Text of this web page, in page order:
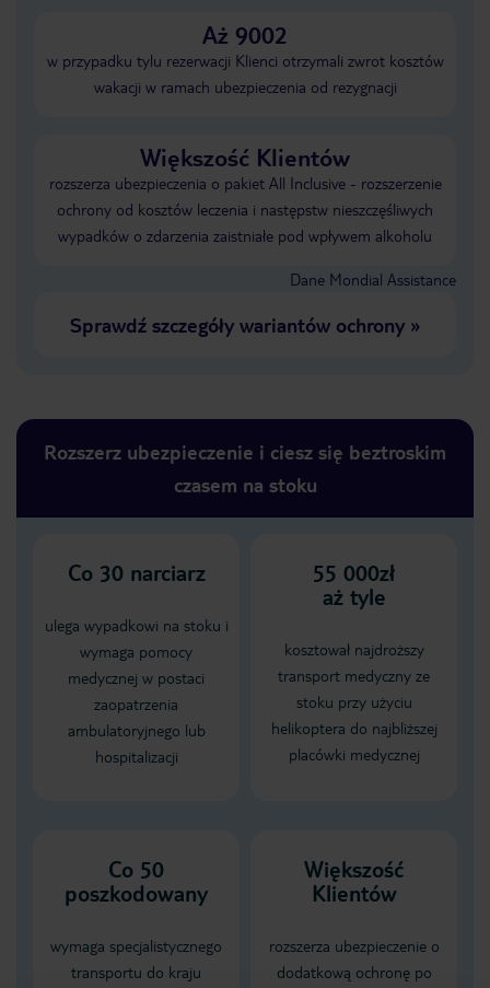
Aż 9002
w przypadku tylu rezerwacji Klienci otrzymali zwrot kosztów
wakacji w ramach ubezpieczenia od rezygnacji
Większość Klientów
rozszerza ubezpieczenia o pakiet All Inclusive - rozszerzenie
ochrony od kosztów leczenia i następstw nieszczęśliwych
wypadków o zdarzenia zaistniałe pod wpływem alkoholu
Dane Mondial Assistance
Sprawdź szczegóły wariantów ochrony»
Rozszerz ubezpieczenie i ciesz się beztroskim
czasem na stoku
Co 30 narciarz
ulega wypadkowi na stoku i
wymaga pomocy
medycznej w postaci
zaopatrzenia
ambulatoryjnego lub
hospitalizacji
55 000zł
aż tyle
kosztował najdroższy
transport medyczny ze
stoku przy użyciu
helikoptera do najbliższej
placówki medycznej
Co 50
poszkodowany
wymaga specjalistycznego
transportu do kraju
Większość
Klientów
rozszerza ubezpieczenie o
dodatkową ochronę po